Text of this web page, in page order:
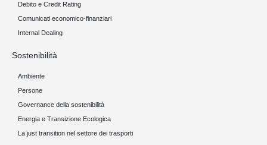
Debito e Credit Rating
Comunicati economico-finanziari
Internal Dealing
Sostenibilità
Ambiente
Persone
Governance della sostenibilità
Energia e Transizione Ecologica
La just transition nel settore dei trasporti